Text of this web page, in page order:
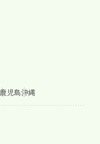
鹿児島沖縄